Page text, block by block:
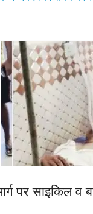
मार्ग पर